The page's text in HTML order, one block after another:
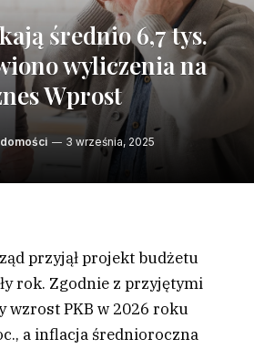
średnio 6,7 tys.
wyliczenia na
Wprost
3 września, 2025
przyjął projekt budżetu
rok. Zgodnie z przyjętymi
wzrost PKB w 2026 roku
a inflacja średnioroczna